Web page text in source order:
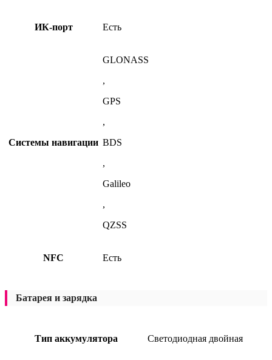
ИК-порт Есть
Системы навигации
GLONASS
,
GPS
,
BDS
,
Galileo
,
QZSS
NFC Есть
Батарея и зарядка
Тип аккумулятора Светодиодная двойная